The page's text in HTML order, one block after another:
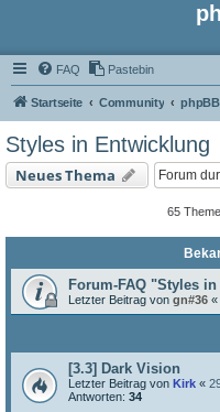
FAQ Pastebin
Startseite Community phpBB
Styles in Entwicklung
Neues Thema
65
Forum-FAQ "Styles
Letzter Beitrag von gn#36 «
[3.3] Dark Vision
Letzter Beitrag von Kirk «
Antworten: 34